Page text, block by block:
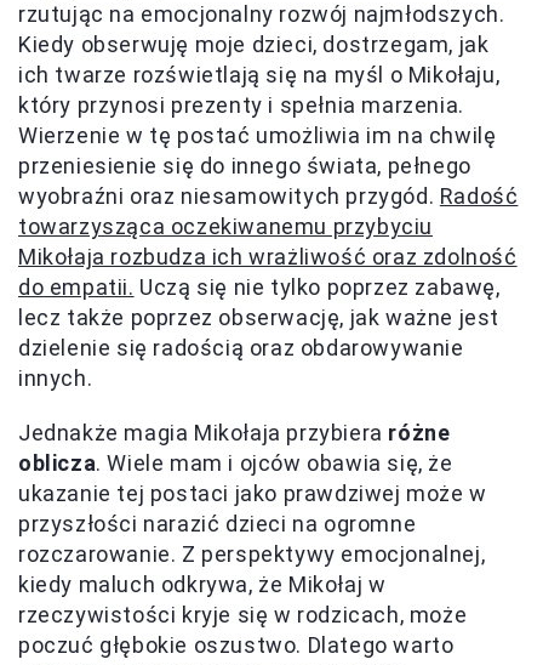
rzutując na emocjonalny rozwój najmłodszych.
Kiedy obserwuję moje dzieci, dostrzegam, jak
ich twarze rozświetlają się na myśl o Mikołaju,
który przynosi prezenty i spełnia marzenia.
Wierzenie w tę postać umożliwia im na chwilę
przeniesienie się do innego świata, pełnego
wyobraźni oraz niesamowitych przygód. Radość
towarzysząca oczekiwanemu przybyciu
Mikołaja rozbudza ich wrażliwość oraz zdolność
do empatii. Uczą się nie tylko poprzez zabawę,
lecz także poprzez obserwację, jak ważne jest
dzielenie się radością oraz obdarowywanie
innych.
Jednakże magia Mikołaja przybiera różne
oblicza. Wiele mam i ojców obawia się, że
ukazanie tej postaci jako prawdziwej może w
przyszłości narazić dzieci na ogromne
rozczarowanie. Z perspektywy emocjonalnej,
kiedy maluch odkrywa, że Mikołaj w
rzeczywistości kryje się w rodzicach, może
poczuć głębokie oszustwo. Dlatego warto